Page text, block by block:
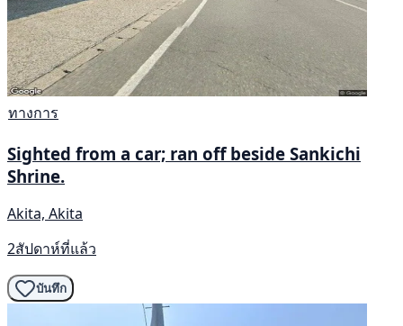
ทางการ
Sighted from a car; ran off beside Sankichi
Shrine.
Akita, Akita
2สัปดาห์ที่แล้ว
บันทึก